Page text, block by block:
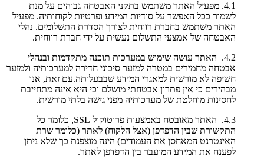
4.1. מפעיל האתר משתמש בתקני האבטחה גבוהים על מנת
לשמור ככל האפשר על סודיות המידע ופרטיות לקוחותיה. מפעיל
האתר משתמש בחברת רווחית לצורך הסדרת התשלומים. נהלי
האבטחה של אמצעי התשלום נעשית על ידי חברת רווחית.
4.2. האתר עושה שימוש במערכות תוכנה מתקדמות ובנהלי
אבטחה מחמירים במטרה למזער סיכוני חדירה למערכותיה ולמזער
חשיפה לא מורשית למאגרי המידע שבבעלותה.עם זאת, אנו
מבהירים כי אין פתרון אבטחתי מושלם וכי היא אינה מתחייבת
לחסינות מוחלטת של מערכותיה מפני גישה בלתי מורשית.
4.3. האתר מאובטח באמצעות פרוטוקול SSL, כלומר כל
התקשורת שבין הדפדפן (אצל הלקוח) לאתר (כלומר שרת
האינטרנט המאחסן את העמודים) הינה מוצפנת כך שלא ניתן
לפענח את המידע המועבר בין הדפדפן לאתר.